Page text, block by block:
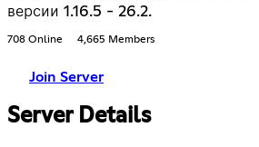
версии 1.16.5 - 26.2.
708 Online 4,665 Members
Join Server
Server Details